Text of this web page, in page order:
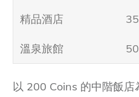
精品酒店
溫泉旅館
以 200 Coins 的中階飯